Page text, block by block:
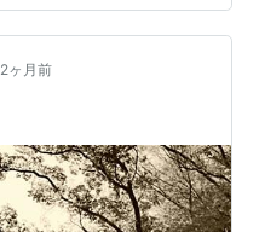
がある」といわれると
あるのですが。 はてな
いている方がはてなの
自ら重用しているもの
2ヶ月前